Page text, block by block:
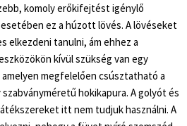
komoly erőkifejtést igénylő
ez a húzott lövés. A lövéseket
elkezdeni tanulni, ám ehhez a
kívül szükség van egy
amelyen megfelelően csúsztatható a
hokikapura. A golyót és
itt nem tudjuk használni. A